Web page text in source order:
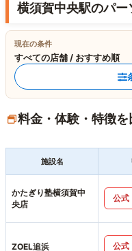
横須賀中央駅のパ
現在の条件
すべての店舗 / おすすめ順
料金・体験・特徴を
施設名
かたぎり塾横須賀中
央店
公式
ZOEL追浜 公式